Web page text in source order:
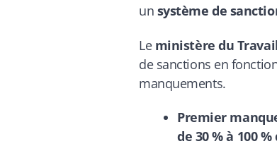
un système de
Le ministère du Travail
de sanctions en
manquements.
Premier
de 30 % à 100